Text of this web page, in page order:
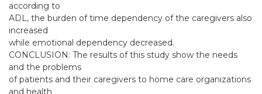
according to
ADL, the burden of time dependency of the caregivers also
increased
while emotional dependency decreased.
CONCLUSION: The results of this study show the needs
and the problems
of patients and their caregivers to home care organizations
and health